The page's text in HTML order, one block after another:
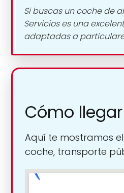
Si buscas un coche de
Servicios es una
adaptadas a
Cómo
Aquí te mostramos
coche, transporte